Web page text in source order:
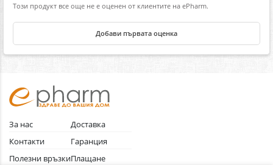
Този продукт все още не е оценен от клиентите на ePharm.
Добави първата оценка
За нас
Контакти
Полезни връзки
Доставка
Гаранция
Плащане